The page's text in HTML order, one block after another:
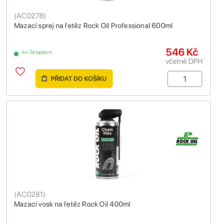
Mazací sprej na řetěz Rock Oil Professional 600ml
(AC0278)
4+ Skladem 546 Kč
včetně DPH
PŘIDAT DO KOŠÍKU
Mazací vosk na řetěz Rock Oil 400ml
(AC0281)